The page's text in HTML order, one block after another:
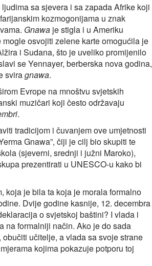
sa sjevera i sa zapada Afrike koji
kozmogonijama u znak
Gnawa je stigla i u Ameriku
osvojiti zelene karte omogućila je
i Sudana, što je uveliko promijenilo
se Yennayer, berberska nova godina,
sviragnawa.
Evrope na mnoštvu svjetskih
muzičari koji često održavaju
.
tradicijom i čuvanjem ove umjetnosti
Gnawa”, čiji je cilj bio skupiti te
(sjeverni, srednji i južni Maroko),
prezentirati u UNESCO-u kako bi
koja je bila ta koja je morala formalno
Dvije godine kasnije, 12. decembra
o svjetskoj baštini? I vlada i
na formalniji način. Ako je do sada
obučiti učitelje, a vlada sa svoje strane
kojima pokazuje potporu toj